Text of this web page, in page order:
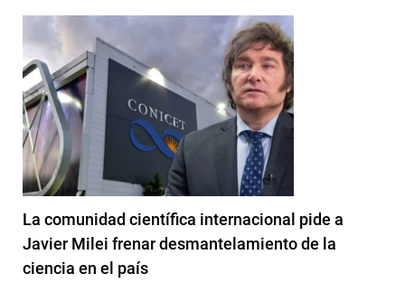
La comunidad científica internacional pide a
Javier Milei frenar desmantelamiento de la
ciencia en el país